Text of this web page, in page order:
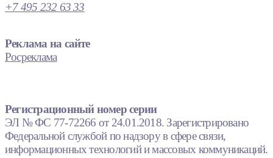
+7 495 232 63 33
Реклама на сайте
Росреклама
Регистрационный номер серии
ЭЛ № ФС 77-72266 от 24.01.2018. Зарегистрировано
Федеральной службой по надзору в сфере связи,
информационных технологий и массовых коммуникаций.